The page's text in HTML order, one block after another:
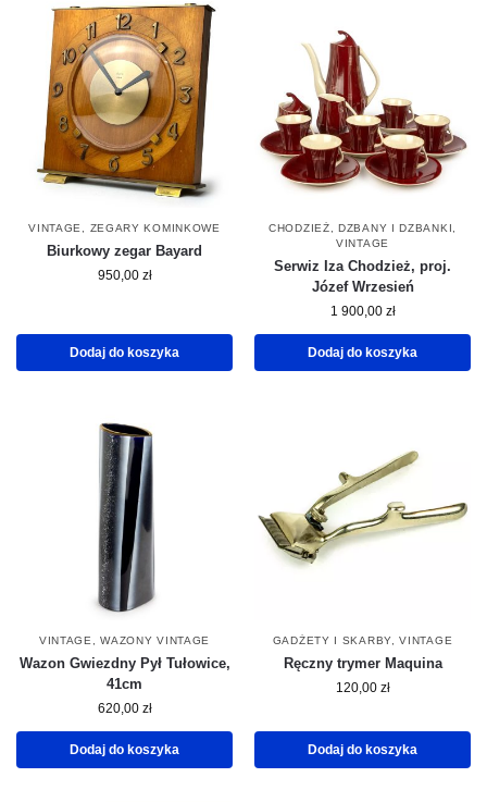
VINTAGE ZEGARY KOMINKOWE
Biurkowy zegar Bayard
950,00 zł
Dodaj do koszyka
CHODZIEŻ ,DZBANY I DZBANKI
VINTAGE
Serwiz Iza Chodzież, proj.
Józef Wrzesień
1 900,00 zł
Dodaj do koszyka
VINTAGE ,WAZONY VINTAGE
Wazon Gwiezdny Pył Tułowice,
41cm
620,00 zł
Dodaj do koszyka
GADŻETY I SKARBY,VINTAGE
Ręczny trymer Maquina
120,00 zł
Dodaj do koszyka